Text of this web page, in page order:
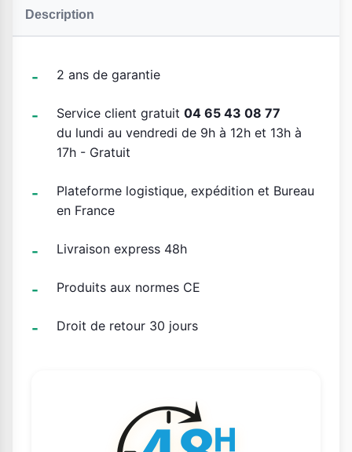
Description
2 ans de garantie
Service client gratuit 04 65 43 08 77
du lundi au vendredi de 9h à 12h et 13h à
17h - Gratuit
Plateforme logistique, expédition et Bureau
en France
Livraison express 48h
Produits aux normes CE
Droit de retour 30 jours